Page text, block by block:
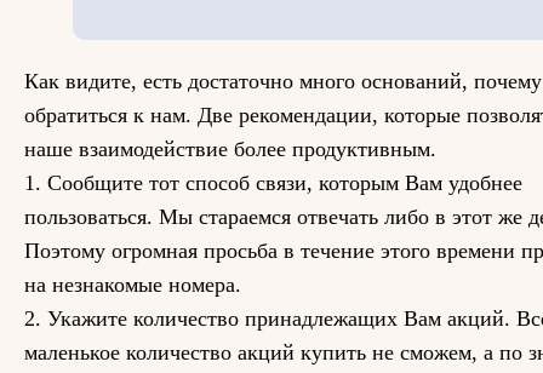
Как видите, есть достаточно много оснований,
обратиться к нам. Две рекомендации, которые
наше взаимодействие более продуктивным.
1. Сообщите тот способ связи, которым Вам удобнее
пользоваться. Мы стараемся отвечать либо в этот же
Поэтому огромная просьба в течение этого времени
на незнакомые номера.
2. Укажите количество принадлежащих Вам акций.
маленькое количество акций купить не сможем, а по